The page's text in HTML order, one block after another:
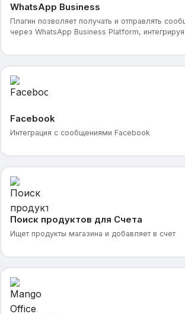
WhatsApp Business
Плагин позволяет получать и отправлять
через WhatsApp Business Platform, интегрируя
Facebook
Интеграция с сообщениями Facebook
Поиск продуктов для Счета
Ищет продукты магазина и добавляет в счет